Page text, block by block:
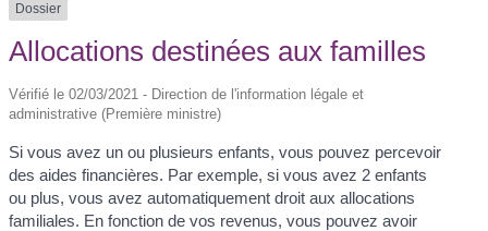
Dossier
Allocations destinées aux familles
Vérifié le 02/03/2021 - Direction de l'information légale et
administrative (Première ministre)
Si vous avez un ou plusieurs enfants, vous pouvez percevoir
des aides financières. Par exemple, si vous avez 2 enfants
ou plus, vous avez automatiquement droit aux allocations
familiales. En fonction de vos revenus, vous pouvez avoir